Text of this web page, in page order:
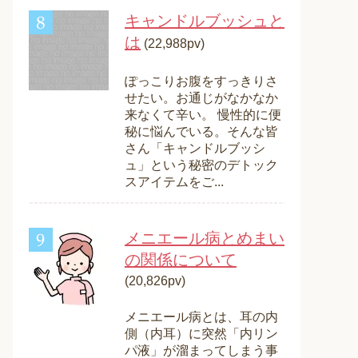
キャンドルブッシュと
は (22,988pv)
ぽっこりお腹をすっきりさ
せたい。お通じがなかなか
来なくて辛い。 慢性的に便
秘に悩んでいる。そんな皆
さん「キャンドルブッシ
ュ」という秘密のデトック
スアイテムをご...
メニエール病とめまい
の関係について
(20,826pv)
メニエール病とは、耳の内
側（内耳）に突然「内リン
パ液」が溜まってしまう事